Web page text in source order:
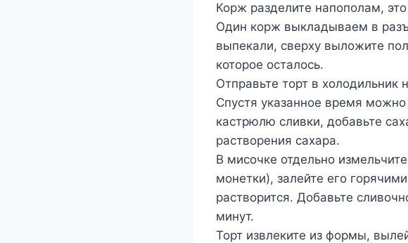
Корж разделите напополам,
Один корж выкладываем в
выпекали, сверху выложите
которое осталось.
Отправьте торт в холодильник
Спустя указанное время можно
кастрюлю сливки, добавьте
растворения сахара.
В мисочке отдельно
монетки), залейте его
растворится. Добавьте
минут.
Торт извлеките из формы,